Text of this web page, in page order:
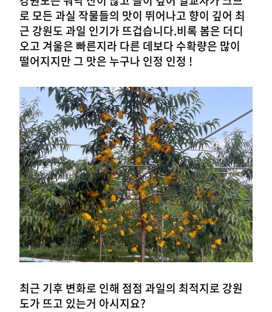
로 모든 과실 작물들의 맛이 뛰어나고 향이 깊어 최
근 강원도 과일 인기가 뜨겁습니다.비록 봄은 더디
오고 겨울은 빠른지라 다른 데보다 수확량은 많이
떨어지지만 그 맛은 누구나 인정 인정 !
최근 기후 변화로 인해 점점 과일의 최적지로 강원
도가 뜨고 있는거 아시지요?